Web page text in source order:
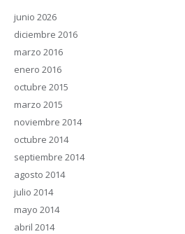
junio 2026
diciembre 2016
marzo 2016
enero 2016
octubre 2015
marzo 2015
noviembre 2014
octubre 2014
septiembre 2014
agosto 2014
julio 2014
mayo 2014
abril 2014